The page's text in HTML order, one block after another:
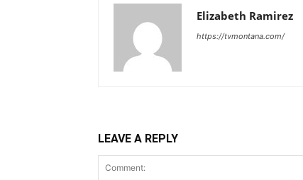
Elizabeth Ramirez
https://tvmontana.com/
LEAVE A REPLY